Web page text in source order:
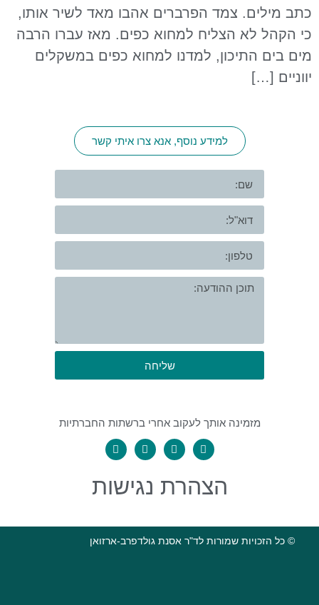
כתב מילים. צמד הפרברים אהבו מאד לשיר אותו,
כי הקהל לא הצליח למחוא כפים. מאז עברו הרבה
מים בים התיכון, למדנו למחוא כפים במשקלים
יווניים […]
למידע נוסף, אנא צרו איתי קשר
שליחה
מזמינה אותך לעקוב אחרי ברשתות החברתיות
הצהרת נגישות
© כל הזכויות שמורות לד"ר אסנת גולדפרב-ארזואן